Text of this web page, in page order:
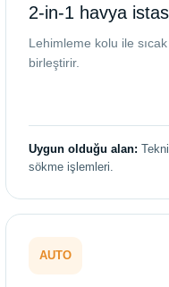
2-in-1 havya
Lehimleme kolu ile
birleştirir.
Uygun olduğu alan:
sökme işlemleri.
AUTO